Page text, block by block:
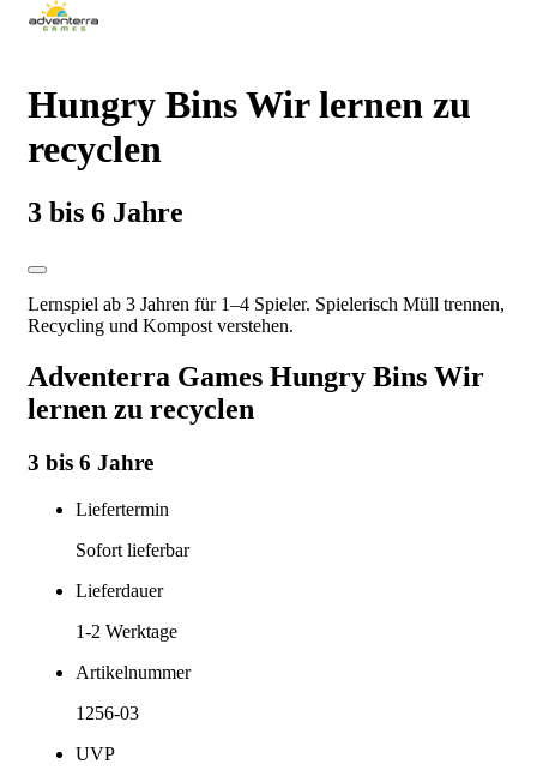
Hungry Bins Wir lernen zu
recyclen
3 bis 6 Jahre
Lernspiel ab 3 Jahren für 1–4 Spieler. Spielerisch Müll trennen,
Recycling und Kompost verstehen.
Adventerra Games Hungry Bins Wir
lernen zu recyclen
3 bis 6 Jahre
Liefertermin
Sofort lieferbar
Lieferdauer
1-2 Werktage
Artikelnummer
1256-03
UVP